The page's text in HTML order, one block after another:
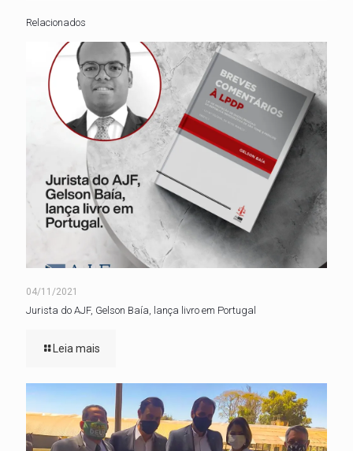
Relacionados
04/11/2021
Jurista do AJF, Gelson Baía, lança livro em Portugal
Leia mais